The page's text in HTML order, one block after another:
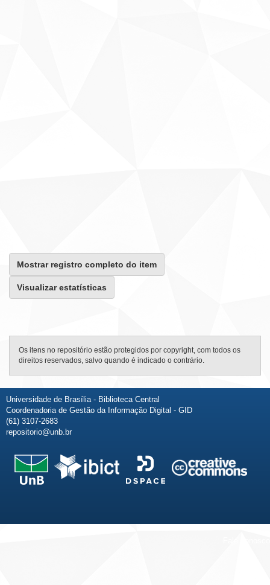
Mostrar registro completo do item
Visualizar estatísticas
Os itens no repositório estão protegidos por copyright, com todos os
direitos reservados, salvo quando é indicado o contrário.
Universidade de Brasília - Biblioteca Central
Coordenadoria de Gestão da Informação Digital - GID
(61) 3107-2683
repositorio@unb.br